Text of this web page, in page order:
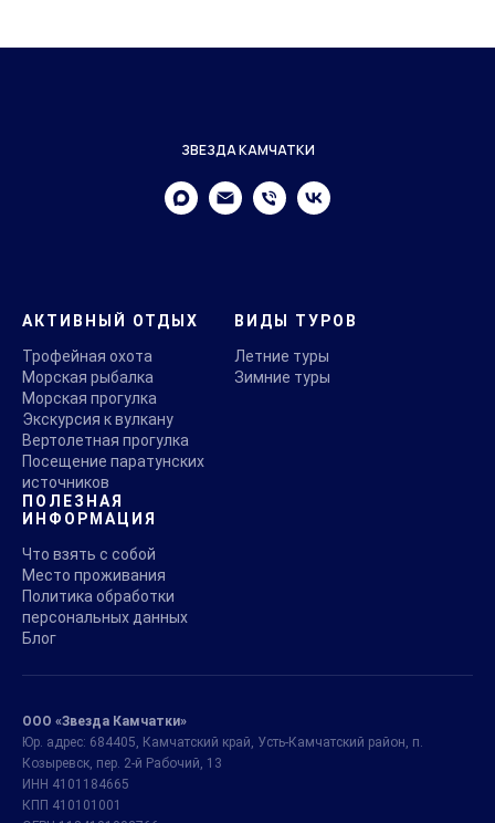
ЗВЕЗДА КАМЧАТКИ
АКТИВНЫЙ ОТДЫХ
Трофейная охота
Морская рыбалка
Морская прогулка
Экскурсия к вулкану
Вертолетная прогулка
Посещение паратунских
источников
ВИДЫ ТУРОВ
Летние туры
Зимние туры
ПОЛЕЗНАЯ
ИНФОРМАЦИЯ
Что взять с собой
Место проживания
Политика обработки
персональных данных
Блог
ООО «Звезда Камчатки»
Юр. адрес: 684405, Камчатский край, Усть-Камчатский район, п.
Козыревск, пер. 2-й Рабочий, 13
ИНН 4101184665
КПП 410101001